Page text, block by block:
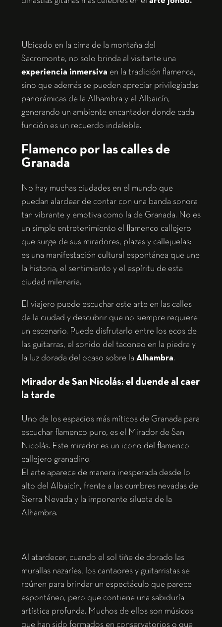
Ubicado en la cima de la montaña del
Sacromonte, no solo brinda al visitante una
experiencia inmersiva en la tradición flamenca,
sino que además se pueden apreciar privilegiadas
panorámicas de la Alhambra y el Albaicín,
generando un ambiente encantador donde cada
función es un recuerdo indeleble.
Flamenco por las calles de
Granada
No hay muchas ciudades en el mundo que
puedan alardear de contar con una banda sonora
tan vibrante y emotiva como la de Granada. No es
un simple entretenimiento el flamenco callejero
que surge de sus miradores, plazas y callejuelas:
es una manifestación cultural espontánea que une
la historia, el sentimiento y el espíritu de esta
ciudad milenaria.
El viajero puede escuchar este arte en las calles
de la ciudad y descubrir que no siempre requiere
un escenario. Puede disfrutarlo entre los ecos de
las guitarras, el sonido del taconeo en la piedra y
la luz dorada del ocaso sobre la Alhambra.
Mirador de San Nicolás: el duende al caer
la tarde
Uno de los espacios más míticos de Granada para
escuchar flamenco puro, es el Mirador de San
Nicolás. Este mirador es un icono del flamenco
callejero granadino.
El arte aparece de manera inesperada desde lo
alto del Albaicín, frente a las cumbres nevadas de
Sierra Nevada y la imponente silueta de la
Alhambra.
Al atardecer, cuando el sol tiñe de dorado las
murallas nazaríes, los cantaores y guitarristas se
reúnen para brindar un espectáculo que parece
espontáneo, pero que contiene una sabiduría
artística profunda. Muchos de ellos son músicos
que han sido formados en conservatorios o que